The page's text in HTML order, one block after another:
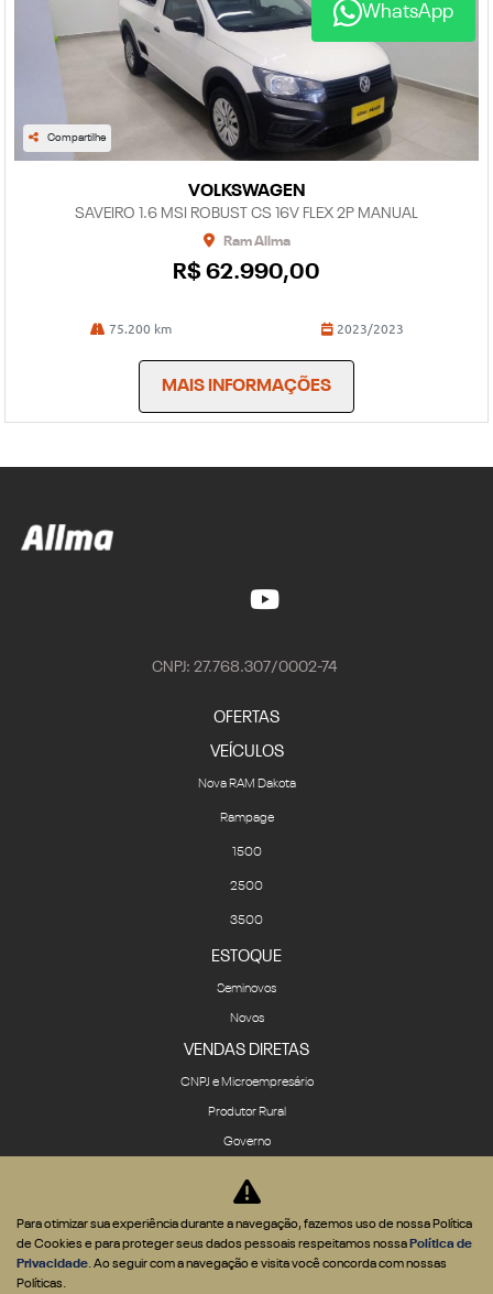
Compartilhe
VOLKSWAGEN
SAVEIRO 1.6 MSI ROBUST CS 16V FLEX 2P MANUAL
Ram Allma
R$ 62.990,00
75.200 km 2023/2023
MAIS INFORMAÇÕES
CNPJ: 27.768.307/0002-74
OFERTAS
VEÍCULOS
Nova RAM Dakota
Rampage
1500
2500
3500
ESTOQUE
Seminovos
Novos
VENDAS DIRETAS
CNPJ e Microempresário
Produtor Rural
Governo
SOLUÇÕES
Seguro
WhatsApp
Para otimizar sua experiência durante a navegação, fazemos uso de nossa Política
de Cookies e para proteger seus dados pessoais respeitamos nossa Política de
Privacidade. Ao seguir com a navegação e visita você concorda com nossas
Políticas.